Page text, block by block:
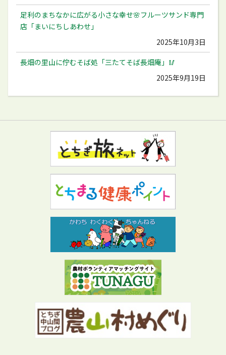
足利のまちなかに広がる小さな幸せ🌸フルーツサンド専門
店「まいにちしあわせ」
2025年10月3日
長畑の里山に佇むそば処「三たてそば長畑庵」🥢
2025年9月19日